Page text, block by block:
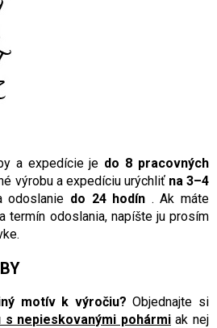
a expedície je do 8 pracovných
výrobu a expedíciu urýchliť na 3–4
do 24 hodín . Ak máte
termín odoslania, napíšte ju prosím
motív k výročiu? Objednajte si
s nepieskovanými pohármiak nej